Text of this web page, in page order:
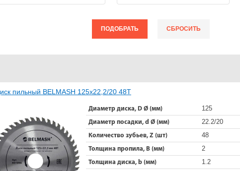
ПОДОБРАТЬ СБРОСИТЬ
пильный BELMASH 125х22,2/20 48Т
Диаметр диска, D Ø (мм) 125
Диаметр посадки, d Ø (мм) 22.2/20
Количество зубьев, Z (шт) 48
Толщина пропила, B (мм) 2
Толщина диска, b (мм) 1.2